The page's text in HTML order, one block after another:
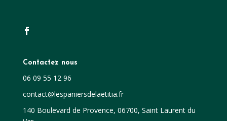
Contactez nous
06 09 55 12 96
contact@lespaniersdelaetitia.fr
140 Boulevard de Provence, 06700, Saint Laurent du